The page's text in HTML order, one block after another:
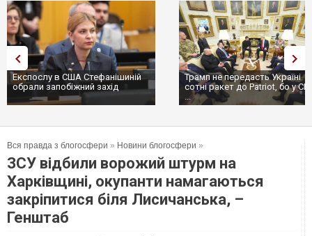
Експослу в США Стефанішиній
обрали запобіжний захід
Трамп не передасть Україні
сотні ракет до Patriot, бо у
...
Вся правда з блогосфери » Новини блогосфери »
ЗСУ відбили ворожий штурм на
Харківщині, окупанти намагаються
закріпитися біля Лисичанська, –
Генштаб